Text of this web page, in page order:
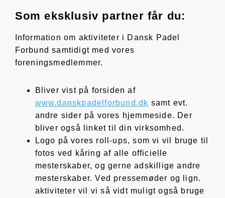
Som eksklusiv partner får du:
Information om aktiviteter i Dansk Padel
Forbund samtidigt med vores
foreningsmedlemmer.
Bliver vist på forsiden af
www.danskpadelforbund.dk samt evt.
andre sider på vores hjemmeside. Der
bliver også linket til din virksomhed.
Logo på vores roll-ups, som vi vil bruge til
fotos ved kåring af alle officielle
mesterskaber, og gerne adskillige andre
mesterskaber. Ved pressemøder og lign.
aktiviteter vil vi så vidt muligt også bruge